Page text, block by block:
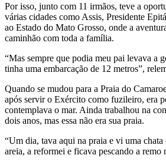
Por isso, junto com 11 irmãos, teve a
várias cidades como Assis, Presidente
ao Estado do Mato Grosso, onde a
caminhão com toda a família.
“Mas sempre que podia meu pai levava a
tinha uma embarcação de 12 metros”,
Quando se mudou para a Praia do
após servir o Exército como fuzileiro, era
contemplava o mar. Ainda trabalhou na
dois anos, mas essa não era sua praia.
“Um dia, tava aqui na praia e vi uma chata
areia, a reformei e ficava pescando a remo